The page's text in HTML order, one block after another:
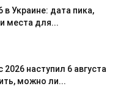
в Украине: дата пика,
места для...
наступил 6 августа
можно ли...